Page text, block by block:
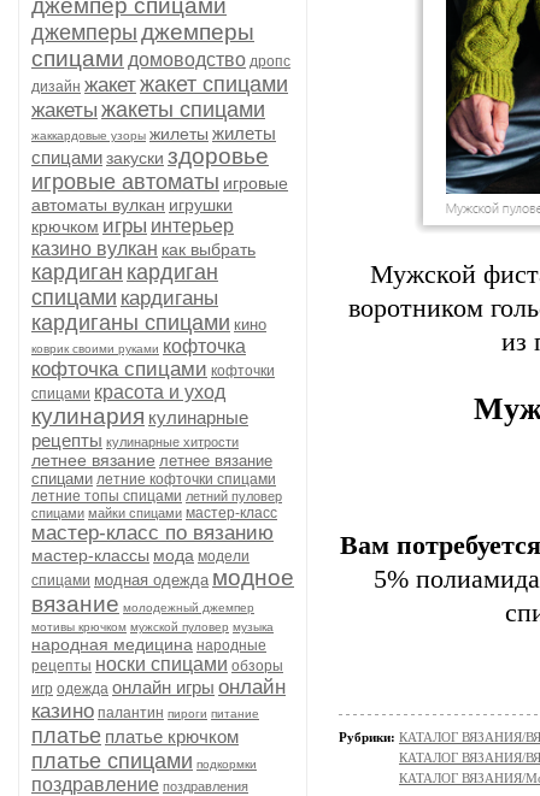
джемпер спицами
джемперы джемперы
спицами домоводство дропс
дизайн жакетжакет спицами
жакеты жакеты спицами
жаккардовые узоры жилеты жилеты
спицамизакуски здоровье
игровые автоматы игровые
автоматы вулкан игрушки
крючком игры интерьер
казино вулкан как выбрать
кардиган кардиган
спицами кардиганы
кардиганы спицами кино
коврик своими руками кофточка
кофточка спицами кофточки
спицами красота и уход
кулинария кулинарные
рецепты кулинарные хитрости
летнее вязание летнее вязание
спицами летние кофточки спицами
летние топы спицами летний пуловер
спицами майки спицами мастер-класс
мастер-класс по вязанию
мастер-классы мода модели
спицами модная одежда модное
вязание молодежный джемпер
мотивы крючком мужской пуловер музыка
народная медицина народные
рецепты носки спицами обзоры
игр одежда онлайн игры онлайн
казино палантин пироги питание
платье платье крючком
платье спицами подкормки
поздравление поздравления
Мужской
воротником
из
Вам потребуется
5%
Рубрики: КАТАЛОГ ВЯЗАНИЯ/
КАТАЛОГ ВЯЗАНИЯ/
КАТАЛОГ ВЯЗАНИЯ/